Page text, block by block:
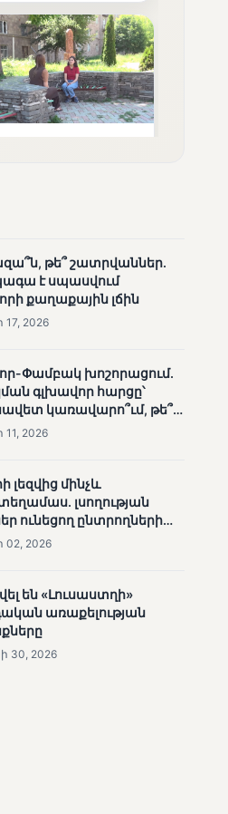
են
գետում
դեռևս
խնդիրներով.
թե՞ շատրվաններ.
է սպասվում
քաղաքային լճին
17, 2026
Փամբակ խոշորացում.
գլխավոր հարցը՝
կառավարո՞ւմ, թե՞
նպատակ
11, 2026
լեզվից մինչև
լսողության
ունեցող ընտրողների
02, 2026
են «Լուսաստղի»
առաքելության
30, 2026